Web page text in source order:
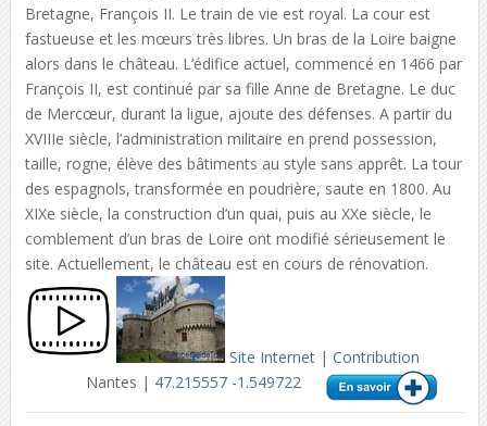
Bretagne, François II. Le train de vie est royal. La cour est
fastueuse et les mœurs très libres. Un bras de la Loire baigne
alors dans le château. L’édifice actuel, commencé en 1466 par
François II, est continué par sa fille Anne de Bretagne. Le duc
de Mercœur, durant la ligue, ajoute des défenses. A partir du
XVIIIe siècle, l’administration militaire en prend possession,
taille, rogne, élève des bâtiments au style sans apprêt. La tour
des espagnols, transformée en poudrière, saute en 1800. Au
XIXe siècle, la construction d’un quai, puis au XXe siècle, le
comblement d’un bras de Loire ont modifié sérieusement le
site. Actuellement, le château est en cours de rénovation.
Site Internet| Contribution
Nantes | 47.215557 -1.549722